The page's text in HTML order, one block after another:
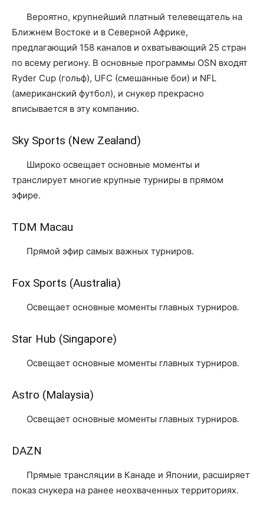
Вероятно, крупнейший платный телевещатель на
Ближнем Востоке и в Северной Африке,
предлагающий 158 каналов и охватывающий 25 стран
по всему региону. В основные программы OSN входят
Ryder Cup (гольф), UFC (смешанные бои) и NFL
(американский футбол), и снукер прекрасно
вписывается в эту компанию.
Sky Sports (New Zealand)
Широко освещает основные моменты и
транслирует многие крупные турниры в прямом
эфире.
TDM Macau
Прямой эфир самых важных турниров.
Fox Sports (Australia)
Освещает основные моменты главных турниров.
Star Hub (Singapore)
Освещает основные моменты главных турниров.
Astro (Malaysia)
Освещает основные моменты главных турниров.
DAZN
Прямые трансляции в Канаде и Японии, расширяет
показ снукера на ранее неохваченных территориях.